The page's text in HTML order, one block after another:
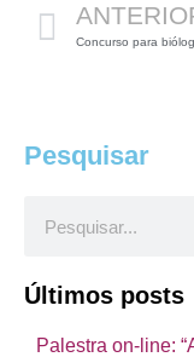
Concurso para
Pesquisar
Últimos posts
Palestra on-line: